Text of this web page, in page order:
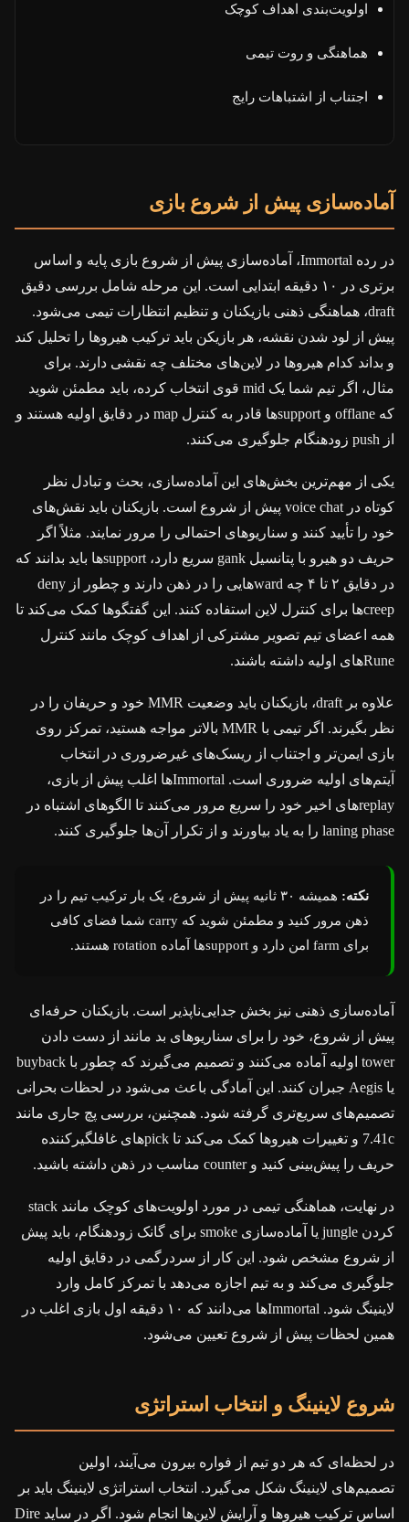
اولویت‌بندی اهداف کوچک
هماهنگی و روت تیمی
اجتناب از اشتباهات رایج
آماده‌سازی پیش از شروع بازی
در رده Immortal، آماده‌سازی پیش از شروع بازی پایه و اساس
برتری در ۱۰ دقیقه ابتدایی است. این مرحله شامل بررسی دقیق
draft، هماهنگی ذهنی بازیکنان و تنظیم انتظارات تیمی می‌شود.
پیش از لود شدن نقشه، هر بازیکن باید ترکیب هیروها را تحلیل کند
و بداند کدام هیروها در لاین‌های مختلف چه نقشی دارند. برای
مثال، اگر تیم شما یک mid قوی انتخاب کرده، باید مطمئن شوید
که offlane و supportها قادر به کنترل map در دقایق اولیه هستند و
از push زودهنگام جلوگیری می‌کنند.
یکی از مهم‌ترین بخش‌های این آماده‌سازی، بحث و تبادل نظر
کوتاه در voice chat پیش از شروع است. بازیکنان باید نقش‌های
خود را تأیید کنند و سناریوهای احتمالی را مرور نمایند. مثلاً اگر
حریف دو هیرو با پتانسیل gank سریع دارد، supportها باید بدانند که
در دقایق ۲ تا ۴ چه wardهایی را در ذهن دارند و چطور از deny
creepها برای کنترل لاین استفاده کنند. این گفتگوها کمک می‌کند تا
همه اعضای تیم تصویر مشترکی از اهداف کوچک مانند کنترل
Runeهای اولیه داشته باشند.
علاوه بر draft، بازیکنان باید وضعیت MMR خود و حریفان را در
نظر بگیرند. اگر تیمی با MMR بالاتر مواجه هستید، تمرکز روی
بازی ایمن‌تر و اجتناب از ریسک‌های غیرضروری در انتخاب
آیتم‌های اولیه ضروری است. Immortalها اغلب پیش از بازی،
replayهای اخیر خود را سریع مرور می‌کنند تا الگوهای اشتباه در
laning phase را به یاد بیاورند و از تکرار آن‌ها جلوگیری کنند.
نکته:
همیشه ۳۰ ثانیه پیش از شروع، یک بار ترکیب تیم را در
ذهن مرور کنید و مطمئن شوید که carry شما فضای کافی
برای farm امن دارد و supportها آماده rotation هستند.
آماده‌سازی ذهنی نیز بخش جدایی‌ناپذیر است. بازیکنان حرفه‌ای
پیش از شروع، خود را برای سناریوهای بد مانند از دست دادن
tower اولیه آماده می‌کنند و تصمیم می‌گیرند که چطور با buyback
یا Aegis جبران کنند. این آمادگی باعث می‌شود در لحظات بحرانی
تصمیم‌های سریع‌تری گرفته شود. همچنین، بررسی پچ جاری مانند
7.41c و تغییرات هیروها کمک می‌کند تا pickهای غافلگیرکننده
حریف را پیش‌بینی کنید و counter مناسب در ذهن داشته باشید.
در نهایت، هماهنگی تیمی در مورد اولویت‌های کوچک مانند stack
کردن jungle یا آماده‌سازی smoke برای گانک زودهنگام، باید پیش
از شروع مشخص شود. این کار از سردرگمی در دقایق اولیه
جلوگیری می‌کند و به تیم اجازه می‌دهد با تمرکز کامل وارد
لاینینگ شود. Immortalها می‌دانند که ۱۰ دقیقه اول بازی اغلب در
همین لحظات پیش از شروع تعیین می‌شود.
شروع لاینینگ و انتخاب استراتژی
در لحظه‌ای که هر دو تیم از فواره بیرون می‌آیند، اولین
تصمیم‌های لاینینگ شکل می‌گیرد. انتخاب استراتژی لاینینگ باید بر
اساس ترکیب هیروها و آرایش لاین‌ها انجام شود. اگر در ساید Dire